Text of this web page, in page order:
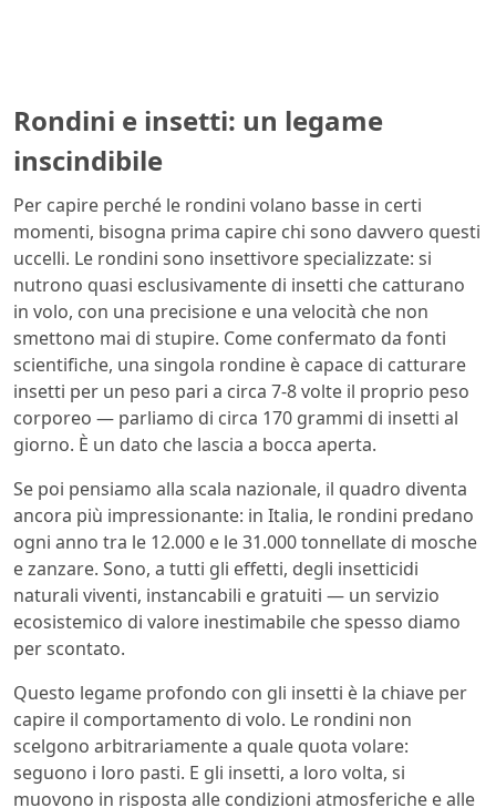
Rondini e insetti: un legame
inscindibile
Per capire perché le rondini volano basse in certi
momenti, bisogna prima capire chi sono davvero questi
uccelli. Le rondini sono insettivore specializzate: si
nutrono quasi esclusivamente di insetti che catturano
in volo, con una precisione e una velocità che non
smettono mai di stupire. Come confermato da fonti
scientifiche, una singola rondine è capace di catturare
insetti per un peso pari a circa 7-8 volte il proprio peso
corporeo — parliamo di circa 170 grammi di insetti al
giorno. È un dato che lascia a bocca aperta.
Se poi pensiamo alla scala nazionale, il quadro diventa
ancora più impressionante: in Italia, le rondini predano
ogni anno tra le 12.000 e le 31.000 tonnellate di mosche
e zanzare. Sono, a tutti gli effetti, degli insetticidi
naturali viventi, instancabili e gratuiti — un servizio
ecosistemico di valore inestimabile che spesso diamo
per scontato.
Questo legame profondo con gli insetti è la chiave per
capire il comportamento di volo. Le rondini non
scelgono arbitrariamente a quale quota volare:
seguono i loro pasti. E gli insetti, a loro volta, si
muovono in risposta alle condizioni atmosferiche e alle